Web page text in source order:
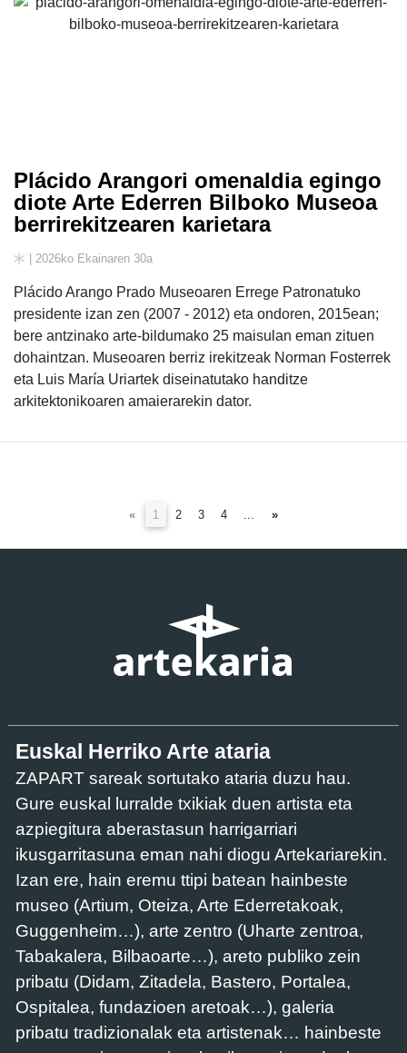
Plácido Arangori omenaldia egingo
diote Arte Ederren Bilboko Museoa
berrirekitzearen karietara
| 2026ko Ekainaren 30a
Plácido Arango Prado Museoaren Errege Patronatuko
presidente izan zen (2007 - 2012) eta ondoren, 2015ean;
bere antzinako arte-bildumako 25 maisulan eman zituen
dohaintzan. Museoaren berriz irekitzeak Norman Fosterrek
eta Luis María Uriartek diseinatutako handitze
arkitektonikoaren amaierarekin dator.
« 1 (current)
2 3 4 »
Euskal Herriko Arte ataria
ZAPART sareak sortutako ataria duzu hau.
Gure euskal lurralde txikiak duen artista eta
azpiegitura aberastasun harrigarriari
ikusgarritasuna eman nahi diogu Artekariarekin.
Izan ere, hain eremu ttipi batean hainbeste
museo (Artium, Oteiza, Arte Ederretakoak,
Guggenheim…), arte zentro (Uharte zentroa,
Tabakalera, Bilbaoarte…), areto publiko zein
pribatu (Didam, Zitadela, Bastero, Portalea,
Ospitalea, fundazioen aretoak…), galeria
pribatu tradizionalak eta artistenak… hainbeste